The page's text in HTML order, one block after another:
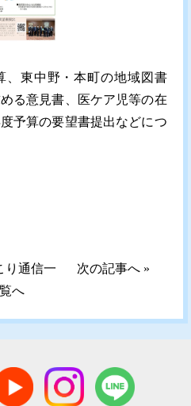
、東中野・本町の地域図書
る意見書、医ケア児等の在
予算の要望書提出などにつ
り通信一
覧へ
次の記事へ»